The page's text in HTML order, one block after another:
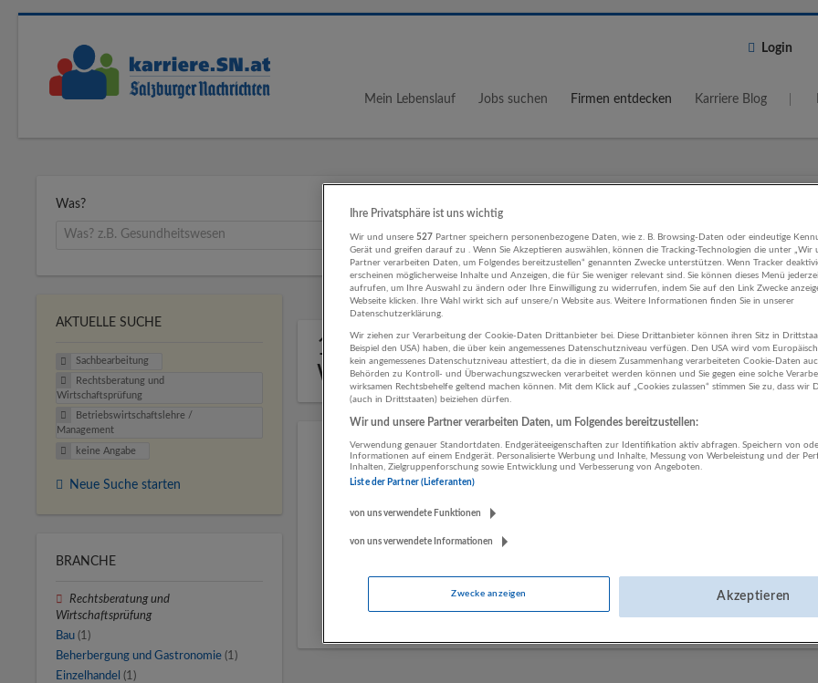
Login
Mein Lebenslauf Jobs suchen Firmen entdecken Karriere Blog
Was?
5 km
1 Sachbearbeitung Rechtsberatung und
Wirtschaftsprüfung Unternehmen
LUGSTEIN CONSULTING
Bergheim bei Salzburg
Energieversorgung | Finanz- und Versicherungsleistungen |
Gesundheitswesen | Herstellung von Waren | IT-Dienstleistungen |
Öffentliche Verwaltung | Rechtsberatung und Wirtschaftsprüfung |
Sonstige Dienstleistungen | Sozialwesen | Verkehr | Verlagswesen |
Werbung und Marktforschung
AKTUELLE SUCHE
Sachbearbeitung
Rechtsberatung und
Wirtschaftsprüfung
Betriebswirtschaftslehre /
Management
keine Angabe
Neue Suche starten
BRANCHE
Rechtsberatung und
Wirtschaftsprüfung
Bau (1)
Beherbergung und Gastronomie (1)
Einzelhandel (1)
Ihre Privatsphäre ist uns wichtig
Wir und unsere 527 Partner speichern personenbezogene Daten, wie z. B. Browsing-Daten oder eindeutige
Gerät und greifen darauf zu . Wenn Sie Akzeptieren auswählen, können die Tracking-Technologien die unter „Wir
Partner verarbeiten Daten, um Folgendes bereitzustellen“ genannten Zwecke unterstützen. Wenn Tracker
erscheinen möglicherweise Inhalte und Anzeigen, die für Sie weniger relevant sind. Sie können dieses Menü
aufrufen, um Ihre Auswahl zu ändern oder Ihre Einwilligung zu widerrufen, indem Sie auf den Link Zwecke
Webseite klicken. Ihre Wahl wirkt sich auf unsere/n Website aus. Weitere Informationen finden Sie in unserer
Datenschutzerklärung.
Wir ziehen zur Verarbeitung der Cookie-Daten Drittanbieter bei. Diese Drittanbieter können ihren Sitz in
Beispiel den USA) haben, die über kein angemessenes Datenschutzniveau verfügen. Den USA wird vom
kein angemessenes Datenschutzniveau attestiert, da die in diesem Zusammenhang verarbeiteten Cookie-Daten
Behörden zu Kontroll- und Überwachungszwecken verarbeitet werden können und Sie gegen eine solche
wirksamen Rechtsbehelfe geltend machen können. Mit dem Klick auf „Cookies zulassen“ stimmen Sie zu, dass wir
(auch in Drittstaaten) beiziehen dürfen.
Wir und unsere Partner verarbeiten Daten, um Folgendes bereitzustellen:
Verwendung genauer Standortdaten. Endgeräteeigenschaften zur Identifikation aktiv abfragen. Speichern von
Informationen auf einem Endgerät. Personalisierte Werbung und Inhalte, Messung von Werbeleistung und der
Inhalten, Zielgruppenforschung sowie Entwicklung und Verbesserung von Angeboten.
Liste der Partner (Lieferanten)
von uns verwendete Funktionen
von uns verwendete Informationen
Zwecke anzeigen Akzeptieren